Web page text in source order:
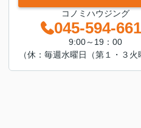
コノミハウジング
045-594-
9:00～19：00
（休：毎週水曜日（第１・３火